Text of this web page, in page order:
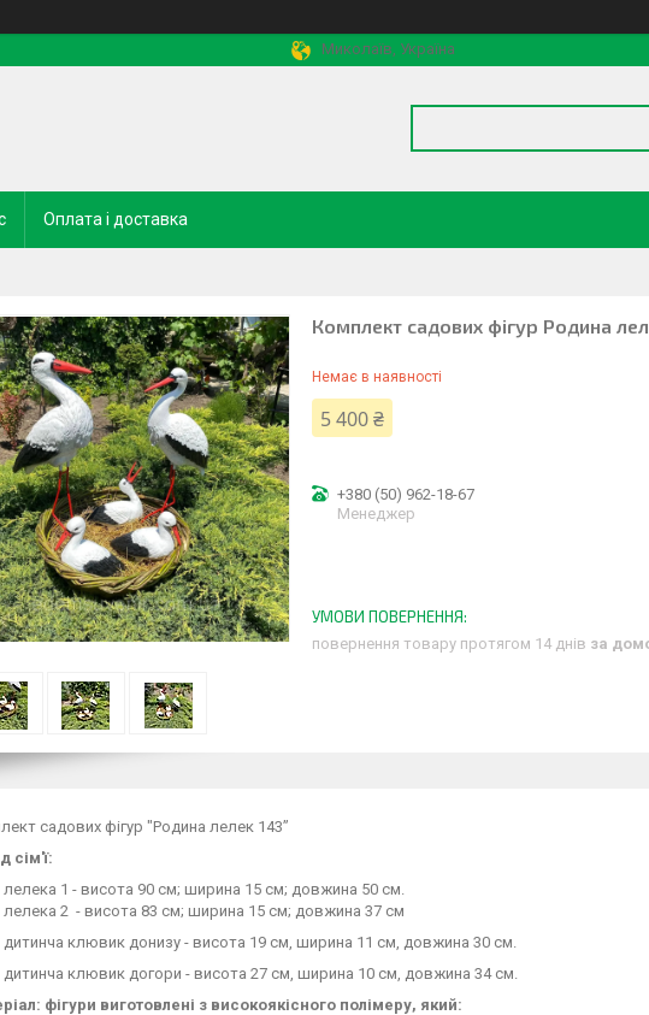
Миколаїв, Україна
Оплата і доставка
Комплект садових фігур Родина
Немає в наявності
5 400 ₴
+380 (50) 962-18-67
Менеджер
повернення товару протягом 14 днів за
садових фігур "Родина лелек 143”
сім'ї:
лелека 1 - висота 90 см; ширина 15 см; довжина 50 см.
лелека 2 - висота 83 см; ширина 15 см; довжина 37 см
дитинча клювик донизу - висота 19 см, ширина 11 см, довжина 30 см.
дитинча клювик догори - висота 27 см, ширина 10 см, довжина 34 см.
фігури виготовлені з високоякісного полімеру, який: